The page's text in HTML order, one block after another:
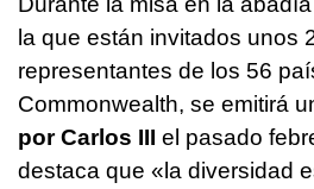
la que están invitados unos
representantes de los 56
Commonwealth, se emitirá
por Carlos III el pasado
destaca que «la diversidad